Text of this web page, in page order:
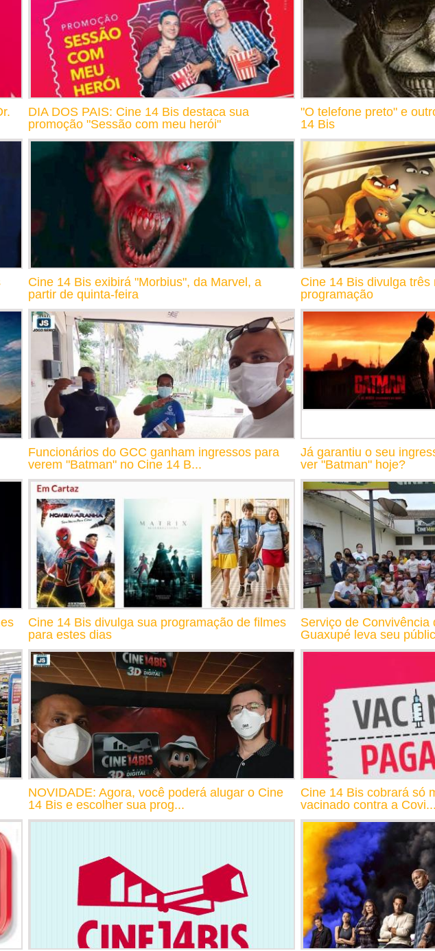
DIA DOS PAIS: Cine 14 Bis destaca sua
promoção "Sessão com meu herói"
"O telefone preto" e
14 Bis
Cine 14 Bis exibirá "Morbius", da Marvel, a
partir de quinta-feira
Cine 14 Bis divulga
programação
Funcionários do GCC ganham ingressos para
verem "Batman" no Cine 14 B...
Já garantiu o seu
ver "Batman" hoje?
Cine 14 Bis divulga sua programação de filmes
para estes dias
Serviço de Convivência
Guaxupé leva seu
NOVIDADE: Agora, você poderá alugar o Cine
14 Bis e escolher sua prog...
Cine 14 Bis cobrará só
vacinado contra a Covi...